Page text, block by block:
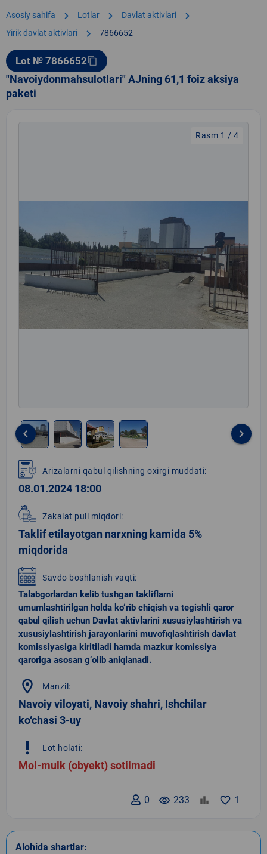
Asosiy sahifa chevron_right Lotlar chevron_right Davlat aktivlari chevron_right
Yirik davlat aktivlari chevron_right 7866652
Lot № 7866652content_copy
"Navoiydonmahsulotlari" AJning 61,1 foiz aksiya
paketi
Rasm 1 / 4
1
of
4
keyboard_arrow_left keyboard_arrow_right
Arizalarni qabul qilishning oxirgi muddati:
08.01.2024 18:00
Zakalat puli miqdori:
Taklif etilayotgan narxning kamida 5%
miqdorida
Savdo boshlanish vaqti:
Talabgorlardan kelib tushgan takliflarni
umumlashtirilgan holda ko‘rib chiqish va tegishli qaror
qabul qilish uchun Davlat aktivlarini xususiylashtirish va
xususiylashtirish jarayonlarini muvofiqlashtirish davlat
komissiyasiga kiritiladi hamda mazkur komissiya
qaroriga asosan g‘olib aniqlanadi.
location_on Manzil:
Navoiy viloyati, Navoiy shahri, Ishchilar
ko‘chasi 3-uy
priority_high Lot holati:
Mol-mulk (obyekt) sotilmadi
favorite_border 1
remove_red_eye 233
0
Alohida shartlar: